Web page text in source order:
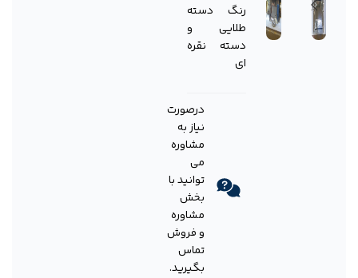
رنگ دسته
طلایی و
دسته نقره
ای
درصورت
نیاز به
مشاوره
می
توانید با
بخش
مشاوره
و فروش
تماس
بگیرید.